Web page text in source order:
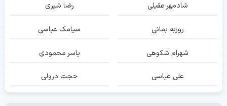
شادمهر عقیلی رضا شیری
روزبه بمانی سیامک عباسی
شهرام شکوهی یاسر محمودی
علی عباسی حجت درولی